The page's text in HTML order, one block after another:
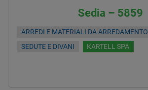
Sedia – 5859
ARREDI E MATERIALI DA ARREDAMENTO
SEDUTE E DIVANI
KARTELL SPA